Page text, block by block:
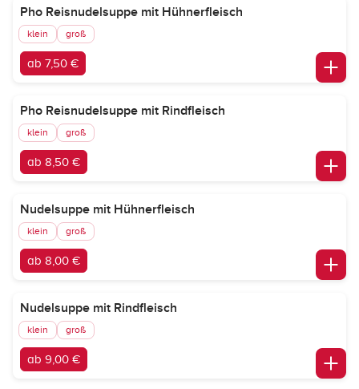
Pho Reisnudelsuppe mit Hühnerfleisch
klein groß
ab 7,50 €
Pho Reisnudelsuppe mit Rindfleisch
klein groß
ab 8,50 €
Nudelsuppe mit Hühnerfleisch
klein groß
ab 8,00 €
Nudelsuppe mit Rindfleisch
klein groß
ab 9,00 €